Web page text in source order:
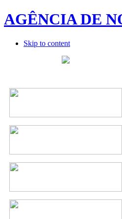
AGÊNCIA DE
Skip to content